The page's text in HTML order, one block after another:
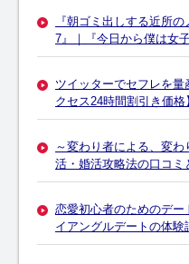
『朝ゴミ出しする近所
7』｜『今日から僕は女
ツイッターでセフレを
クセス24時間割引き価
～変わり者による、変
活・婚活攻略法の口コミ
恋愛初心者のためのデ
イアングルデートの体験